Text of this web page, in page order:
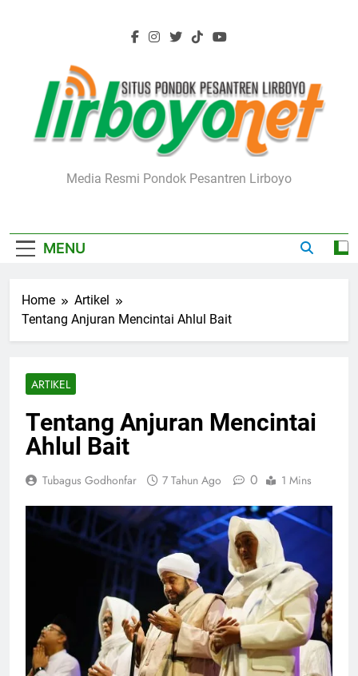
Lirboyo.net
Media Resmi Pondok Pesantren Lirboyo
MENU
Home
Artikel
Tentang Anjuran Mencintai Ahlul Bait
ARTIKEL
Tentang Anjuran Mencintai
Ahlul Bait
Tubagus Godhonfar 7 Tahun Ago 0 1 Mins